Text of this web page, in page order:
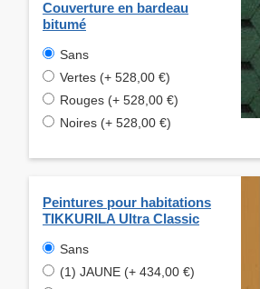
Couverture en bardeau
bitumé
Sans
Vertes (+ 528,00 €)
Rouges (+ 528,00 €)
Noires (+ 528,00 €)
Peintures pour habitations
TIKKURILA Ultra Classic
Sans
(1) JAUNE (+ 434,00 €)